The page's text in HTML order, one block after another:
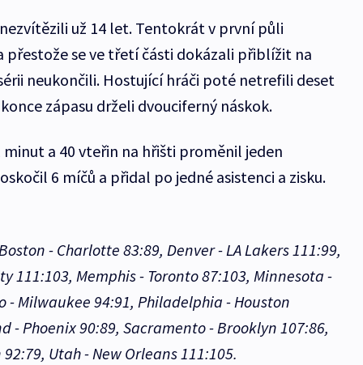
už 14 let. Tentokrát v první půli
přestože se ve třetí části dokázali přiblížit na
neukončili. Hostující hráči poté netrefili deset
zápasu drželi dvouciferný náskok.
a 40 vteřin na hřišti proměnil jeden
6 míčů a přidal po jedné asistenci a zisku.
- Charlotte 83:89, Denver - LA Lakers 111:99,
111:103, Memphis - Toronto 87:103, Minnesota -
- Milwaukee 94:91, Philadelphia - Houston
- Phoenix 90:89, Sacramento - Brooklyn 107:86,
Utah - New Orleans 111:105.